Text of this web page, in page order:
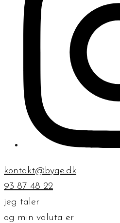
kontakt@byqe.dk
93 87 48 22
jeg taler
og min valuta er